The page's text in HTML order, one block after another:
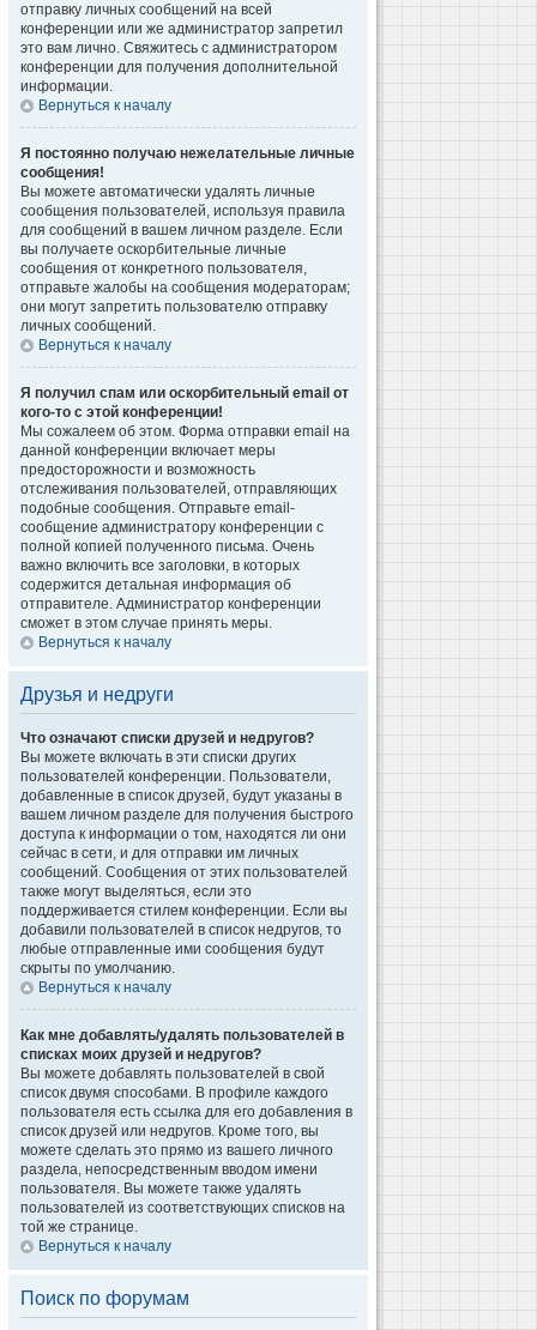
отправку личных сообщений на всей
конференции или же администратор запретил
это вам лично. Свяжитесь с администратором
конференции для получения дополнительной
информации.
Вернуться к началу
Я постоянно получаю нежелательные личные
сообщения!
Вы можете автоматически удалять личные
сообщения пользователей, используя правила
для сообщений в вашем личном разделе. Если
вы получаете оскорбительные личные
сообщения от конкретного пользователя,
отправьте жалобы на сообщения модераторам;
они могут запретить пользователю отправку
личных сообщений.
Вернуться к началу
Я получил спам или оскорбительный email от
кого-то с этой конференции!
Мы сожалеем об этом. Форма отправки email на
данной конференции включает меры
предосторожности и возможность
отслеживания пользователей, отправляющих
подобные сообщения. Отправьте email-
сообщение администратору конференции с
полной копией полученного письма. Очень
важно включить все заголовки, в которых
содержится детальная информация об
отправителе. Администратор конференции
сможет в этом случае принять меры.
Вернуться к началу
Друзья и недруги
Что означают списки друзей и недругов?
Вы можете включать в эти списки других
пользователей конференции. Пользователи,
добавленные в список друзей, будут указаны в
вашем личном разделе для получения быстрого
доступа к информации о том, находятся ли они
сейчас в сети, и для отправки им личных
сообщений. Сообщения от этих пользователей
также могут выделяться, если это
поддерживается стилем конференции. Если вы
добавили пользователей в список недругов, то
любые отправленные ими сообщения будут
скрыты по умолчанию.
Вернуться к началу
Как мне добавлять/удалять пользователей в
списках моих друзей и недругов?
Вы можете добавлять пользователей в свой
список двумя способами. В профиле каждого
пользователя есть ссылка для его добавления в
список друзей или недругов. Кроме того, вы
можете сделать это прямо из вашего личного
раздела, непосредственным вводом имени
пользователя. Вы можете также удалять
пользователей из соответствующих списков на
той же странице.
Вернуться к началу
Поиск по форумам